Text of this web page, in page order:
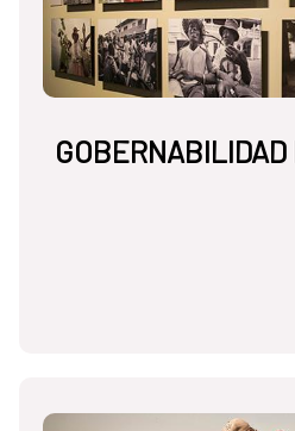
GOBERNABILIDAD